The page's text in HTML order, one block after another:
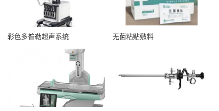
彩色多普勒超声系统 无菌粘贴敷料